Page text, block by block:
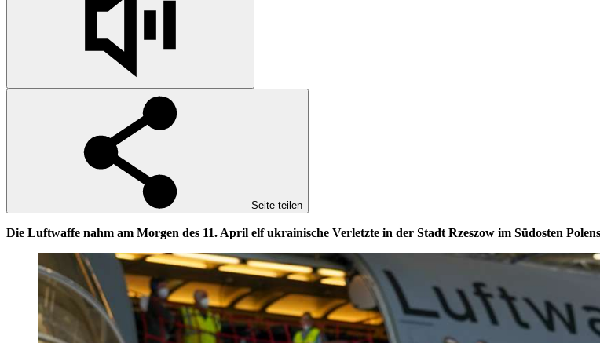
Seite teilen
Die Luftwaffe nahm am Morgen des 11. April elf ukrainische Verletzte in der Stadt Rzeszow im Südosten